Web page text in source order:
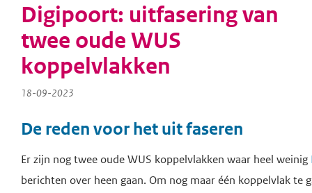
Digipoort: uitfasering van
twee oude WUS
koppelvlakken
18-09-2023
De reden voor het uit faseren
Er zijn nog twee oude WUS koppelvlakken waar heel weinig
berichten over heen gaan. Om nog maar één koppelvlak te